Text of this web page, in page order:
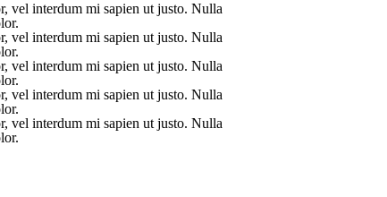
vel interdum mi sapien ut justo. Nulla
vel interdum mi sapien ut justo. Nulla
vel interdum mi sapien ut justo. Nulla
vel interdum mi sapien ut justo. Nulla
vel interdum mi sapien ut justo. Nulla